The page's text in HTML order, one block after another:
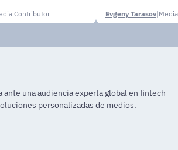
Contributor Evgeny Tarasov|
ante una audiencia experta global en fintech
personalizadas de medios.